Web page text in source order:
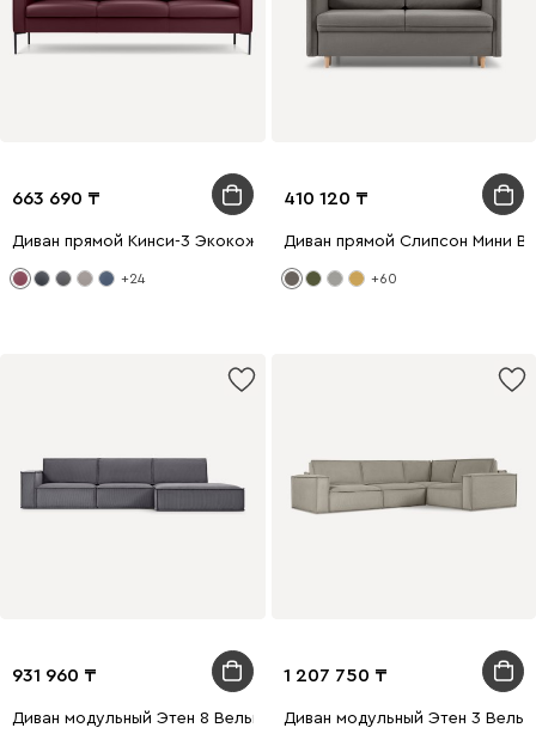
663 690
Диван прямой Кинси-3 Экокожа Бордовый
+24
410 120
Диван прямой Слипсон Мини
+60
931 960
Диван модульный Этен 8 Вельвет Серый
1 207 750
Диван модульный Этен 3